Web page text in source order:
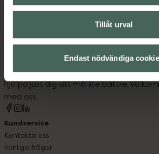
Tillåt urval
Endast nödvändiga
Kronans Apotek finns här för dig. Du
syd till Lappland i norr, och online i
datorn. Oavsett vem du är så är det
hjälpa just dig att må lite bättre.
med oss.
Kundservice
Kontakta oss
Vanliga frågor